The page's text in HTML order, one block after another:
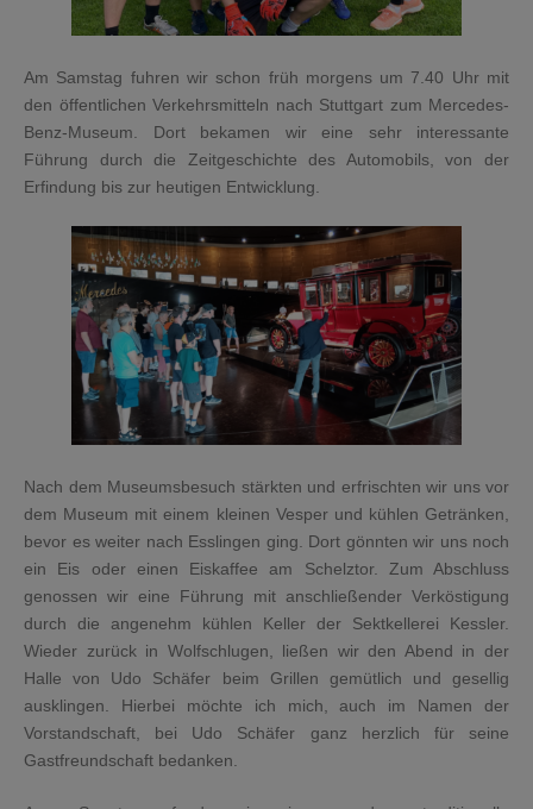
Am Samstag fuhren wir schon früh morgens um 7.40 Uhr mit
den öffentlichen Verkehrsmitteln nach Stuttgart zum Mercedes-
Benz-Museum. Dort bekamen wir eine sehr interessante
Führung durch die Zeitgeschichte des Automobils, von der
Erfindung bis zur heutigen Entwicklung.
Nach dem Museumsbesuch stärkten und erfrischten wir uns vor
dem Museum mit einem kleinen Vesper und kühlen Getränken,
bevor es weiter nach Esslingen ging. Dort gönnten wir uns noch
ein Eis oder einen Eiskaffee am Schelztor. Zum Abschluss
genossen wir eine Führung mit anschließender Verköstigung
durch die angenehm kühlen Keller der Sektkellerei Kessler.
Wieder zurück in Wolfschlugen, ließen wir den Abend in der
Halle von Udo Schäfer beim Grillen gemütlich und gesellig
ausklingen. Hierbei möchte ich mich, auch im Namen der
Vorstandschaft, bei Udo Schäfer ganz herzlich für seine
Gastfreundschaft bedanken.